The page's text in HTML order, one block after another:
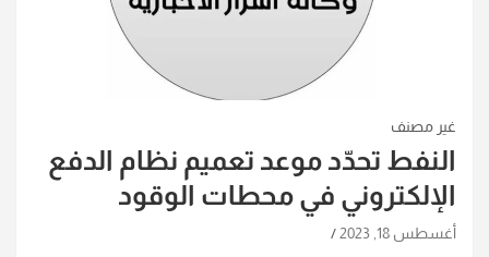
غير مصنف
النفط تحدّد موعد تعميم نظام الدفع
الإلكتروني في محطات الوقود
أغسطس 18, 2023